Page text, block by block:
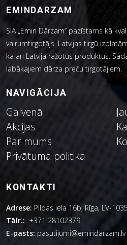
EMINDARZAM
SIA „Emin Dārzam” pazīstams kā
vairumtirgotājs. Latvijas tirgū
kā arī Latvijā ražotus produktus.
labākajiem dārza preču tirgotājiem.
NAVIGĀCIJA
Galvenā
Akcijas
Par mums
Privātuma politika
KONTAKTI
Adrese: Pildas iela 16b, Rīga, LV-
Tālr.: +371 28102379
E-pasts: pasutijumi@emindarzam.lv